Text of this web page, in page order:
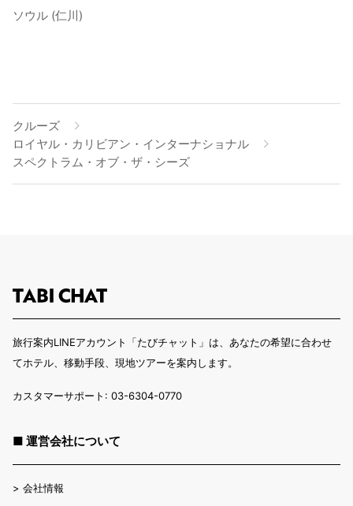
ソウル (仁川)
クルーズ
ロイヤル・カリビアン・インターナショナル
スペクトラム・オブ・ザ・シーズ
旅行案内LINEアカウント「たびチャット」は、あなたの希望に合わせ
てホテル、移動手段、現地ツアーを案内します。
カスタマーサポート: 03-6304-0770
■ 運営会社について
> 会社情報